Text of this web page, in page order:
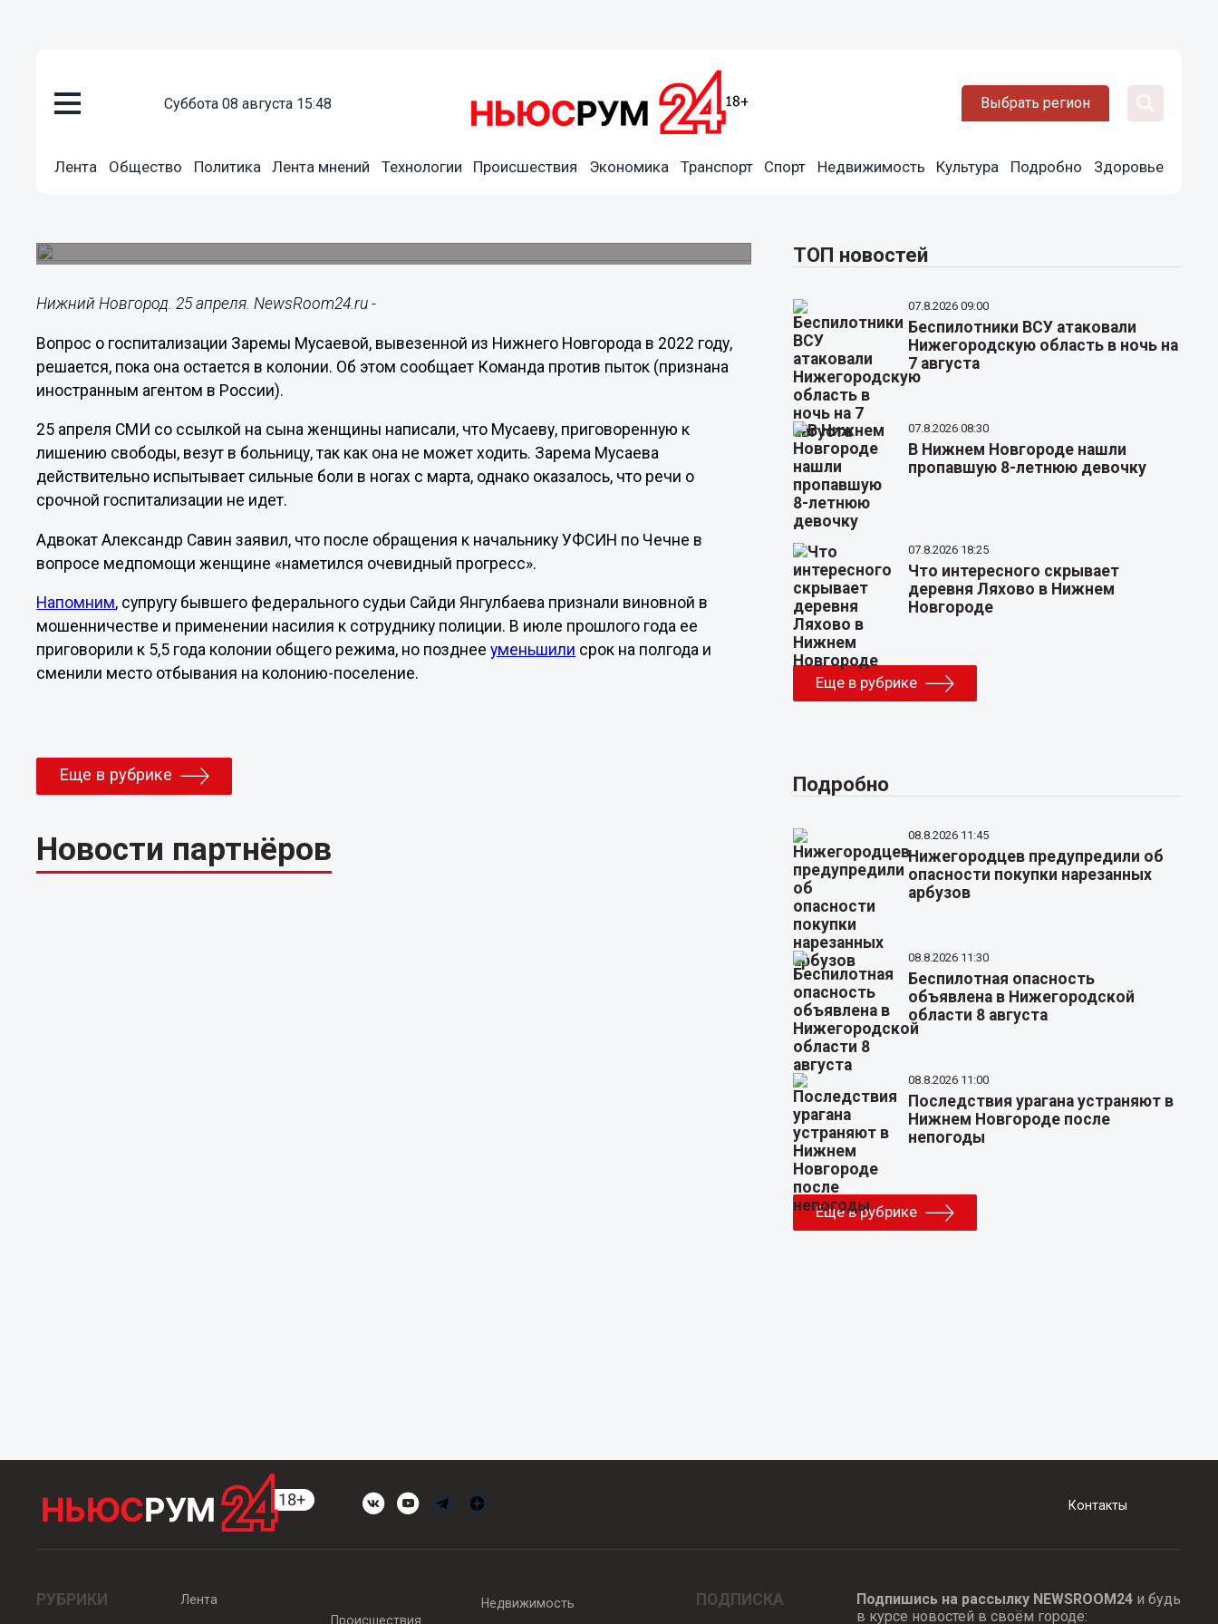
суббота 08 августа 15:48 Выбрать регион
Лента Общество Политика Лента мнений Технологии Происшествия Экономика Транспорт Спорт Недвижимость Культура Подробно Здоровье
Адвокат Заремы Мусаевой опроверг ее госпитализацию из
Нижний Новгород. 25 апреля. NewsRoom24.ru -
Вопрос о госпитализации Заремы Мусаевой, вывезенной из Нижнего Новгорода в 2022 году,
решается, пока она остается в колонии. Об этом сообщает Команда против пыток (признана
иностранным агентом в России).
25 апреля СМИ со ссылкой на сына женщины написали, что Мусаеву, приговоренную к
лишению свободы, везут в больницу, так как она не может ходить. Зарема Мусаева
действительно испытывает сильные боли в ногах с марта, однако оказалось, что речи о
срочной госпитализации не идет.
Адвокат Александр Савин заявил, что после обращения к начальнику УФСИН по Чечне в
вопросе медпомощи женщине «наметился очевидный прогресс».
Напомним, супругу бывшего федерального судьи Сайди Янгулбаева признали виновной в
мошенничестве и применении насилия к сотруднику полиции. В июле прошлого года ее
приговорили к 5,5 года колонии общего режима, но позднееуменьшили срок на полгода и
сменили место отбывания на колонию-поселение.
Еще в рубрике
Новости партнёров
ТОП новостей
07.8.2026 09:00
Беспилотники ВСУ атаковали
Нижегородскую область в ночь на
7 августа
07.8.2026 08:30
В Нижнем Новгороде нашли
пропавшую 8-летнюю девочку
07.8.2026 18:25
Что интересного скрывает
деревня Ляхово в Нижнем
Новгороде
Еще в рубрике
Подробно
08.8.2026 11:45
Нижегородцев предупредили об
опасности покупки нарезанных
арбузов
08.8.2026 11:30
Беспилотная опасность
объявлена в Нижегородской
области 8 августа
08.8.2026 11:00
Последствия урагана устраняют в
Нижнем Новгороде после
непогоды
Еще в рубрике
Контакты
РУБРИКИ
Лента
Происшествия
Недвижимость ПОДПИСКА Подпишись на рассылку NEWSROOM24и будь
в курсе новостей в своём городе: